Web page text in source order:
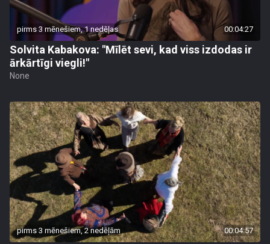
pirms 3 mēnešiem, 1 nedēļas 00:04:27
Solvita Kabakova: "Mīlēt sevi, kad viss izdodas ir
ārkārtīgi viegli!"
None
pirms 3 mēnešiem, 2 nedēļām 00:04:57